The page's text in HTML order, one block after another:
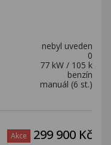
nebyl uveden
0
77 kW / 105 k
benzín
manuál (6 st.)
Akce 299 900 Kč